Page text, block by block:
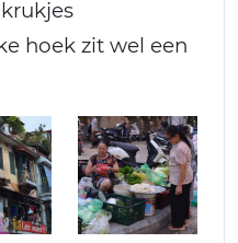
hoek zit wel een